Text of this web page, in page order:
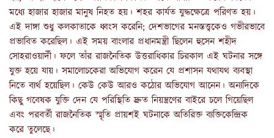
মধ্যে হাজার হাজার মানুষ নিহত হয়। শহর কার্যত যুদ্ধক্ষেত্রে পরিণত হয়।
এই দাঙ্গা শুধু কলকাতাকে ধ্বংস করেনি; দেশভাগের মনস্তত্ত্বকেও গভীরভাবে
প্রভাবিত করেছিল। এই সময় বাংলার প্রধানমন্ত্রী ছিলেন হুসেন শহীদ
সোহরাওয়ার্দী। ফলে তাঁর রাজনৈতিক উত্তরাধিকার চিরকাল এই ঘটনার সঙ্গে
যুক্ত হয়ে যায়। সমালোচকেরা অভিযোগ করেন যে প্রশাসন যথাযথ ব্যবস্থা
নিতে ব্যর্থ হয়েছিল। কেউ কেউ আরও কঠোর অভিযোগ আনেন। অন্যদিকে
কিছু গবেষক যুক্তি দেন যে পরিস্থিতি দ্রুত নিয়ন্ত্রণের বাইরে চলে গিয়েছিল
এবং পরবর্তী রাজনৈতিক স্মৃতি প্রায়শই ঘটনাকে অতিরিক্ত ব্যক্তিকেন্দ্রিক
করে তুলেছে।